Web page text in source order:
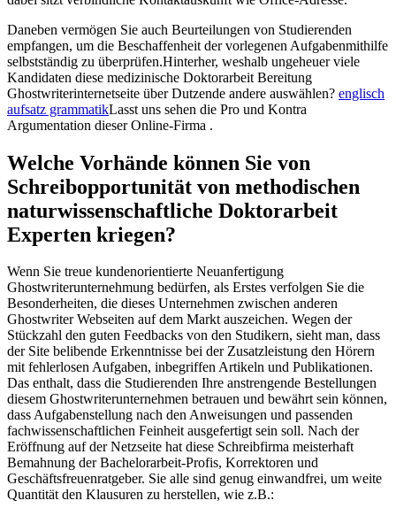
Daneben vermögen Sie auch Beurteilungen von Studierenden
empfangen, um die Beschaffenheit der vorlegenen Aufgabenmithilfe
selbstständig zu überprüfen.Hinterher, weshalb ungeheuer viele
Kandidaten diese medizinische Doktorarbeit Bereitung
Ghostwriterinternetseite über Dutzende andere auswählen? englisch
aufsatz grammatikLasst uns sehen die Pro und Kontra
Argumentation dieser Online-Firma .
Welche Vorhände können Sie von
Schreibopportunität von methodischen
naturwissenschaftliche Doktorarbeit
Experten kriegen?
Wenn Sie treue kundenorientierte Neuanfertigung
Ghostwriterunternehmung bedürfen, als Erstes verfolgen Sie die
Besonderheiten, die dieses Unternehmen zwischen anderen
Ghostwriter Webseiten auf dem Markt auszeichen. Wegen der
Stückzahl den guten Feedbacks von den Studikern, sieht man, dass
der Site belibende Erkenntnisse bei der Zusatzleistung den Hörern
mit fehlerlosen Aufgaben, inbegriffen Artikeln und Publikationen.
Das enthalt, dass die Studierenden Ihre anstrengende Bestellungen
diesem Ghostwriterunternehmen betrauen und bewährt sein können,
dass Aufgabenstellung nach den Anweisungen und passenden
fachwissenschaftlichen Feinheit ausgefertigt sein soll. Nach der
Eröffnung auf der Netzseite hat diese Schreibfirma meisterhaft
Bemahnung der Bachelorarbeit-Profis, Korrektoren und
Geschäftsfreuenratgeber. Sie alle sind genug einwandfrei, um weite
Quantität den Klausuren zu herstellen, wie z.B.: